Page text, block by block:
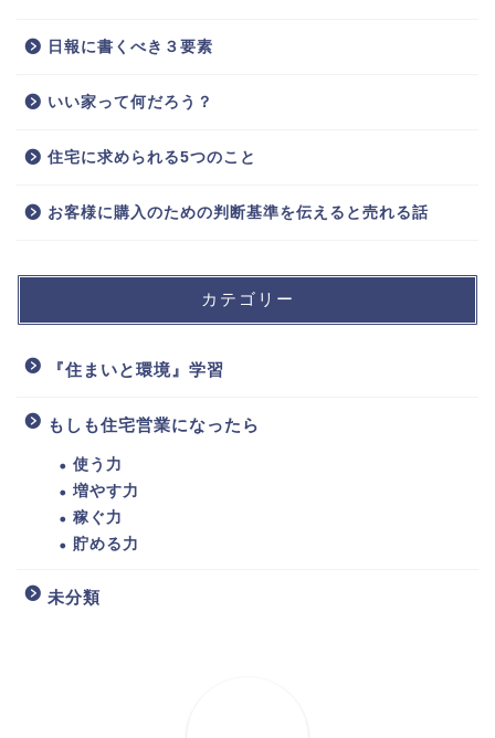
日報に書くべき３要素
いい家って何だろう？
住宅に求められる5つのこと
お客様に購入のための判断基準を伝えると売れる話
カテゴリー
『住まいと環境』学習
もしも住宅営業になったら
使う力
増やす力
稼ぐ力
貯める力
未分類